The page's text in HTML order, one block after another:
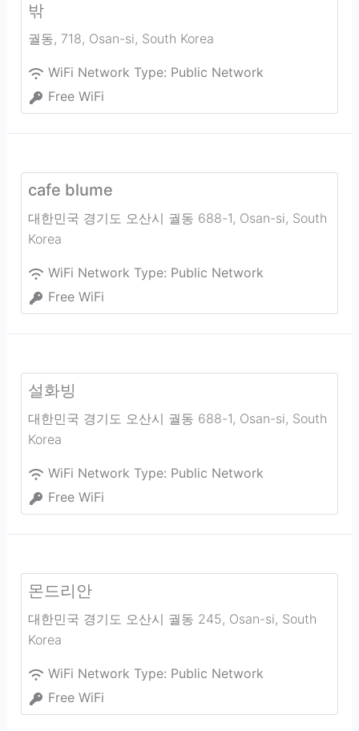
밖
궐동, 718, Osan-si, South Korea
WiFi Network Type: Public Network
Free WiFi
cafe blume
대한민국 경기도 오산시 궐동 688-1, Osan-si, South
Korea
WiFi Network Type: Public Network
Free WiFi
설화빙
대한민국 경기도 오산시 궐동 688-1, Osan-si, South
Korea
WiFi Network Type: Public Network
Free WiFi
몬드리안
대한민국 경기도 오산시 궐동 245, Osan-si, South
Korea
WiFi Network Type: Public Network
Free WiFi